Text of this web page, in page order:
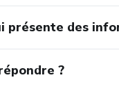
présente des
?